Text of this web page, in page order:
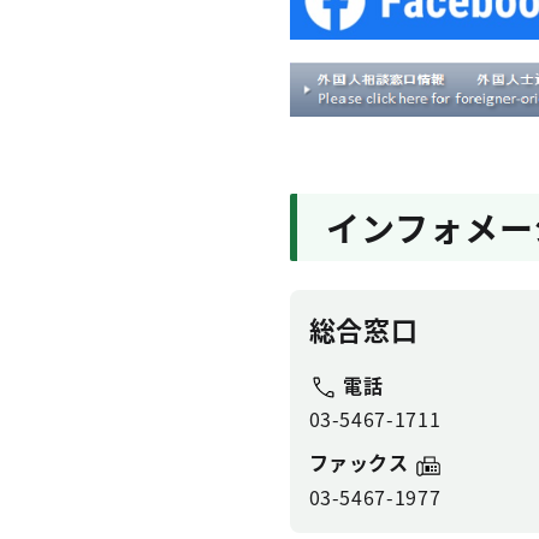
インフォメ
総合窓口
電話
03-5467-1711
ファックス
03-5467-1977